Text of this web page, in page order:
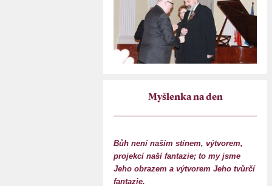
Myšlenka na den
Bůh není naším stínem, výtvorem,
projekcí naší fantazie; to my jsme
Jeho obrazem a výtvorem Jeho tvůrčí
fantazie.